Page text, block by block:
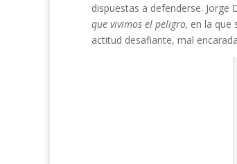
dispuestas a defenderse. Jorge
que vivimos el peligro, en la que
actitud desafiante, mal